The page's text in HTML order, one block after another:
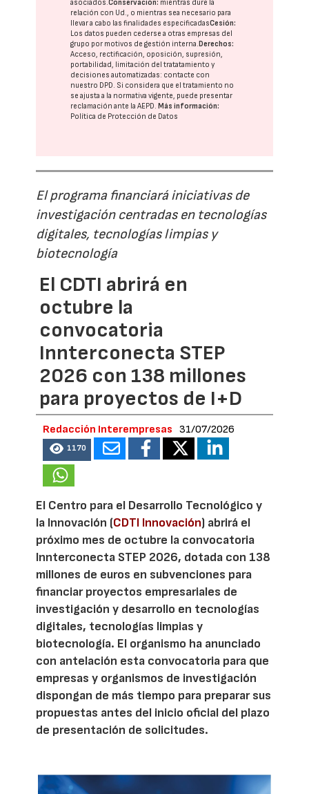
asociados.Conservación: mientras dure la
relación con Ud., o mientras sea necesario para
llevar a cabo las finalidades especificadasCesión:
Los datos pueden cederse a otras empresas del
grupo por motivos de gestión interna. Derechos:
Acceso, rectificación, oposición, supresión,
portabilidad, limitación del tratatamiento y
decisiones automatizadas: contacte con
nuestro DPD. Si considera que el tratamiento no
se ajusta a la normativa vigente, puede presentar
reclamación ante laAEPD. Más información:
Política de Protección de Datos
El programa financiará iniciativas de
investigación centradas en tecnologías
digitales, tecnologías limpias y
biotecnología
El CDTI abrirá en
octubre la
convocatoria
Innterconecta STEP
2026 con 138 millones
para proyectos de I+D
Redacción Interempresas 31/07/2026
1170
El Centro para el Desarrollo Tecnológico y
la Innovación (CDTI Innovación) abrirá el
próximo mes de octubre la convocatoria
Innterconecta STEP 2026, dotada con 138
millones de euros en subvenciones para
financiar proyectos empresariales de
investigación y desarrollo en tecnologías
digitales, tecnologías limpias y
biotecnología. El organismo ha anunciado
con antelación esta convocatoria para que
empresas y organismos de investigación
dispongan de más tiempo para preparar sus
propuestas antes del inicio oficial del plazo
de presentación de solicitudes.